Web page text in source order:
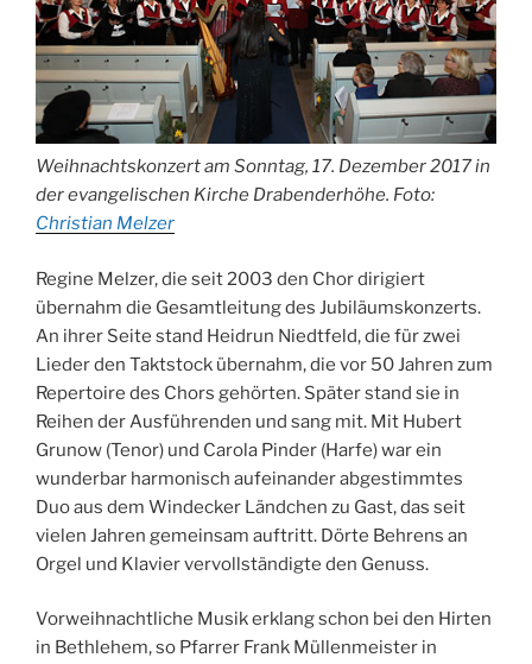
Weihnachtskonzert am Sonntag, 17. Dezember 2017 in
der evangelischen Kirche Drabenderhöhe. Foto:
Christian Melzer
Regine Melzer, die seit 2003 den Chor dirigiert
übernahm die Gesamtleitung des Jubiläumskonzerts.
An ihrer Seite stand Heidrun Niedtfeld, die für zwei
Lieder den Taktstock übernahm, die vor 50 Jahren zum
Repertoire des Chors gehörten. Später stand sie in
Reihen der Ausführenden und sang mit. Mit Hubert
Grunow (Tenor) und Carola Pinder (Harfe) war ein
wunderbar harmonisch aufeinander abgestimmtes
Duo aus dem Windecker Ländchen zu Gast, das seit
vielen Jahren gemeinsam auftritt. Dörte Behrens an
Orgel und Klavier vervollständigte den Genuss.
Vorweihnachtliche Musik erklang schon bei den Hirten
in Bethlehem, so Pfarrer Frank Müllenmeister in